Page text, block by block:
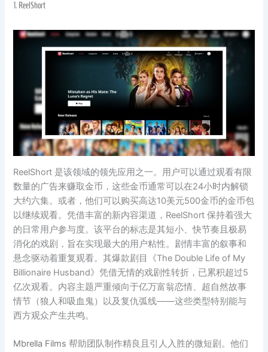
1. ReelShort
ReelShort 是该领域的领先应用之一。用户可以通过观看有限
数量的广告来赚取金币，这些金币通常可以在24小时内解锁
大约六集。或者，他们可以购买高达10美元500金币的金币包
以继续观看。凭借丰富的新内容渠道，ReelShort 保持着强大
的日常用户参与度。该平台的标志是其短小、快节奏且极易
消化的戏剧，旨在实现最大的用户粘性。剧情丰富的叙事和
悬念驱动着重复观看。其爆款剧目《The Double Life of My
Billionaire Husband》凭借无情的戏剧性转折，已累积超过5
亿次观看。内容主题严重倾向于亿万富翁恋情、超自然故事
情节（狼人和吸血鬼）以及复仇弧线——这些类型特别能与
西方观众产生共鸣。
Mbrella Films 帮助团队制作精良且引人入胜的微短剧。他们